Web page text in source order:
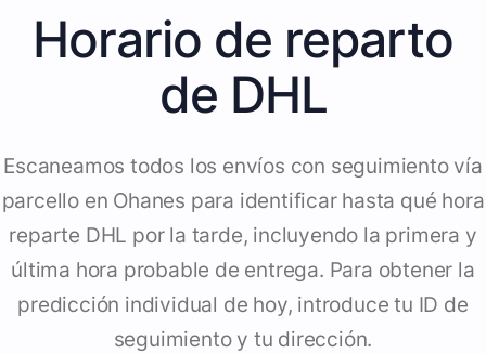
Horario de reparto
de DHL
Escaneamos todos los envíos con seguimiento vía
parcello en Ohanes para identificar hasta qué hora
reparte DHL por la tarde, incluyendo la primera y
última hora probable de entrega. Para obtener la
predicción individual de hoy, introduce tu ID de
seguimiento y tu dirección.